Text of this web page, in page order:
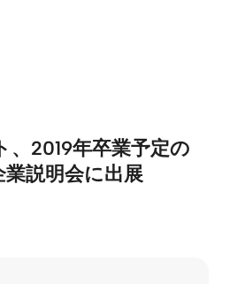
、2019年卒業予定の
説明会に出展